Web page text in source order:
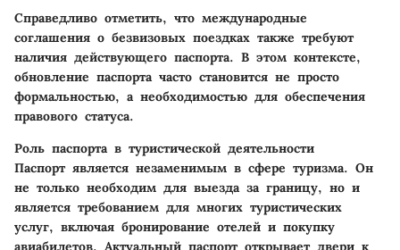
Справедливо отметить, что международные
соглашения о безвизовых поездках также требуют
наличия действующего паспорта. В этом контексте,
обновление паспорта часто становится не просто
формальностью, а необходимостью для обеспечения
правового статуса.
Роль паспорта в туристической деятельности
Паспорт является незаменимым в сфере туризма. Он
не только необходим для выезда за границу, но и
является требованием для многих туристических
услуг, включая бронирование отелей и покупку
авиабилетов. Актуальный паспорт открывает двери к